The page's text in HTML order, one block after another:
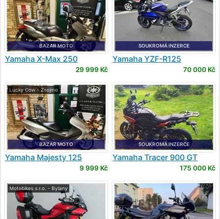
BAZAR MOTO
Yamaha X-Max 250
29 999 Kč
SOUKROMÁ INZERCE
Yamaha YZF-R125
70 000 Kč
Lucky Cow - Znojmo
BAZAR MOTO
Yamaha Majesty 125
9 999 Kč
SOUKROMÁ INZERCE
Yamaha Tracer 900 GT
175 000 Kč
Motobikes s.r.o. - Bylany